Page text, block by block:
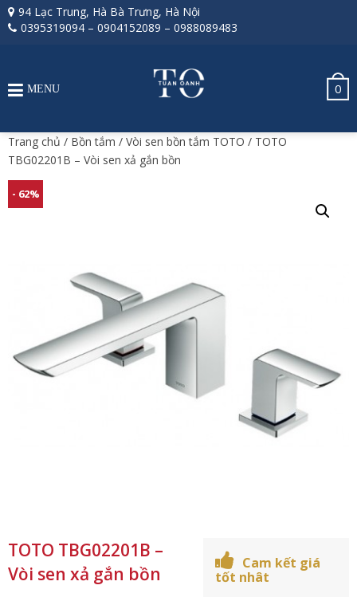
94 Lạc Trung, Hà Bà Trưng, Hà Nội
0395319094 – 0904152089 – 0988089483
0
MENU
Trang chủ / Bồn tắm / Vòi sen bồn tắm TOTO / TOTO
TBG02201B – Vòi sen xả gắn bồn
- 62%
TOTO TBG02201B –
Vòi sen xả gắn bồn
Cam kết giá
tốt nhât